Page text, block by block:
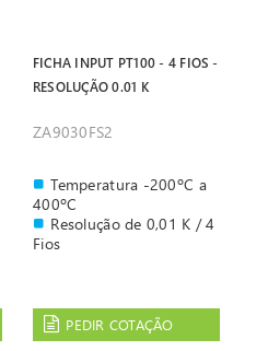
FICHA INPUT PT100 - 4 FIOS -
RESOLUÇÃO 0.01 K
ZA9030FS2
Temperatura -200ºC a
400ºC
Resolução de 0,01 K / 4
Fios
PEDIR COTAÇÃO